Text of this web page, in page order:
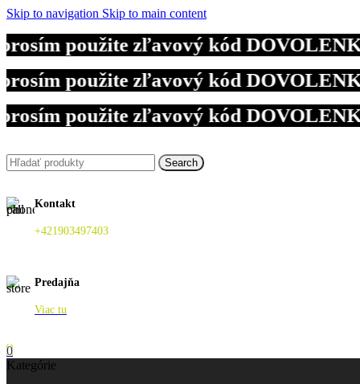
Skip to navigation Skip to main content
zľavový kód DOVOLENKA.
zľavový kód DOVOLENKA.
zľavový kód DOVOLENKA.
Search
Kontakt
+421903497403
Predajňa
Viac tu
0
Kategórie